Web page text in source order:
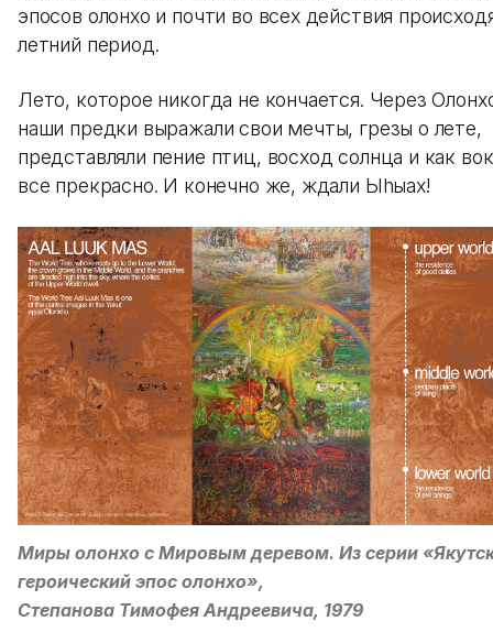
эпосов олонхо и почти во всех действия
летний период.
Лето, которое никогда не кончается. Через
наши предки выражали свои мечты, грезы о лете,
представляли пение птиц, восход солнца и как
все прекрасно. И конечно же, ждали Ыhыах!
Миры олонхо с Мировым деревом. Из серии
героический эпос олонхо»,
Степанова Тимофея Андреевича, 1979